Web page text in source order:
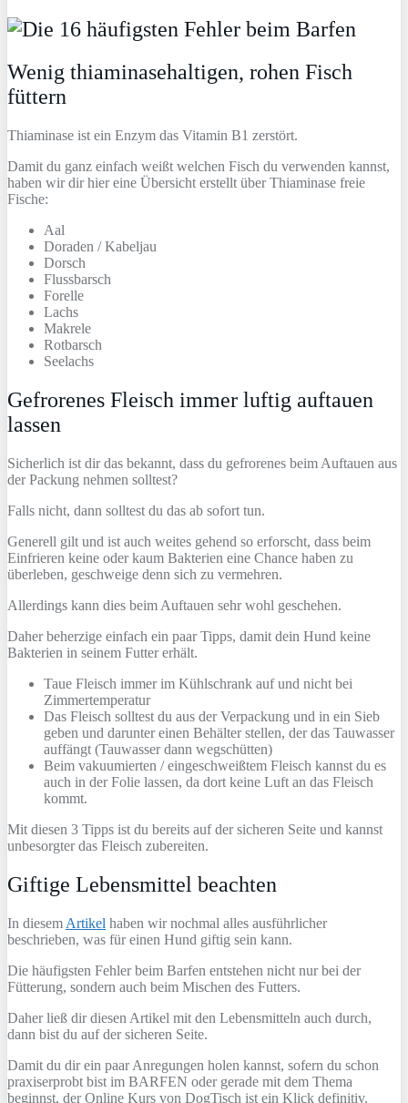
Wenig thiaminasehaltigen, rohen Fisch
füttern
Thiaminase ist ein Enzym das Vitamin B1 zerstört.
Damit du ganz einfach weißt welchen Fisch du verwenden kannst,
haben wir dir hier eine Übersicht erstellt über Thiaminase freie
Fische:
Aal
Doraden / Kabeljau
Dorsch
Flussbarsch
Forelle
Lachs
Makrele
Rotbarsch
Seelachs
Gefrorenes Fleisch immer luftig auftauen
lassen
Sicherlich ist dir das bekannt, dass du gefrorenes beim Auftauen aus
der Packung nehmen solltest?
Falls nicht, dann solltest du das ab sofort tun.
Generell gilt und ist auch weites gehend so erforscht, dass beim
Einfrieren keine oder kaum Bakterien eine Chance haben zu
überleben, geschweige denn sich zu vermehren.
Allerdings kann dies beim Auftauen sehr wohl geschehen.
Daher beherzige einfach ein paar Tipps, damit dein Hund keine
Bakterien in seinem Futter erhält.
Taue Fleisch immer im Kühlschrank auf und nicht bei
Zimmertemperatur
Das Fleisch solltest du aus der Verpackung und in ein Sieb
geben und darunter einen Behälter stellen, der das Tauwasser
auffängt (Tauwasser dann wegschütten)
Beim vakuumierten / eingeschweißtem Fleisch kannst du es
auch in der Folie lassen, da dort keine Luft an das Fleisch
kommt.
Mit diesen 3 Tipps ist du bereits auf der sicheren Seite und kannst
unbesorgter das Fleisch zubereiten.
Giftige Lebensmittel beachten
In diesem Artikel haben wir nochmal alles ausführlicher
beschrieben, was für einen Hund giftig sein kann.
Die häufigsten Fehler beim Barfen entstehen nicht nur bei der
Fütterung, sondern auch beim Mischen des Futters.
Daher ließ dir diesen Artikel mit den Lebensmitteln auch durch,
dann bist du auf der sicheren Seite.
Damit du dir ein paar Anregungen holen kannst, sofern du schon
praxiserprobt bist im BARFEN oder gerade mit dem Thema
beginnst, der Online Kurs von DogTisch ist ein Klick definitiv.